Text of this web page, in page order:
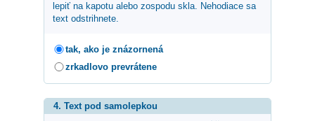
lepiť na kapotu alebo zospodu skla. Nehodiace sa
text odstrihnete.
tak, ako je znázornená
zrkadlovo prevrátene
4. Text pod samolepkou